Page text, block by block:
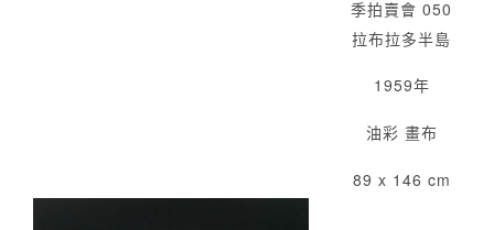
季拍賣會 050
拉布拉多半島
1959年
油彩 畫布
89 x 146 cm